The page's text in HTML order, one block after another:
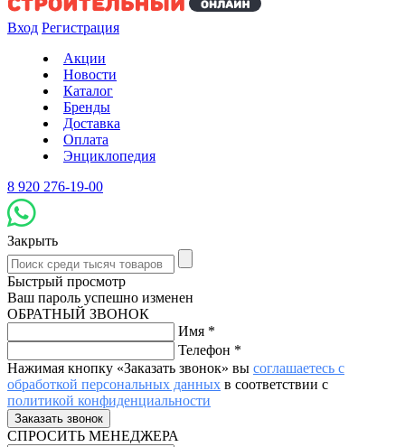
Вход Регистрация
Акции
Новости
Каталог
Бренды
Доставка
Оплата
Энциклопедия
8 920 276-19-00
Закрыть
Быстрый просмотр
Ваш пароль успешно изменен
ОБРАТНЫЙ ЗВОНОК
Имя *
Телефон *
Нажимая кнопку «Заказать звонок» вы соглашаетесь с
обработкой персональных данных в соответствии с
политикой конфиденциальности
СПРОСИТЬ МЕНЕДЖЕРА